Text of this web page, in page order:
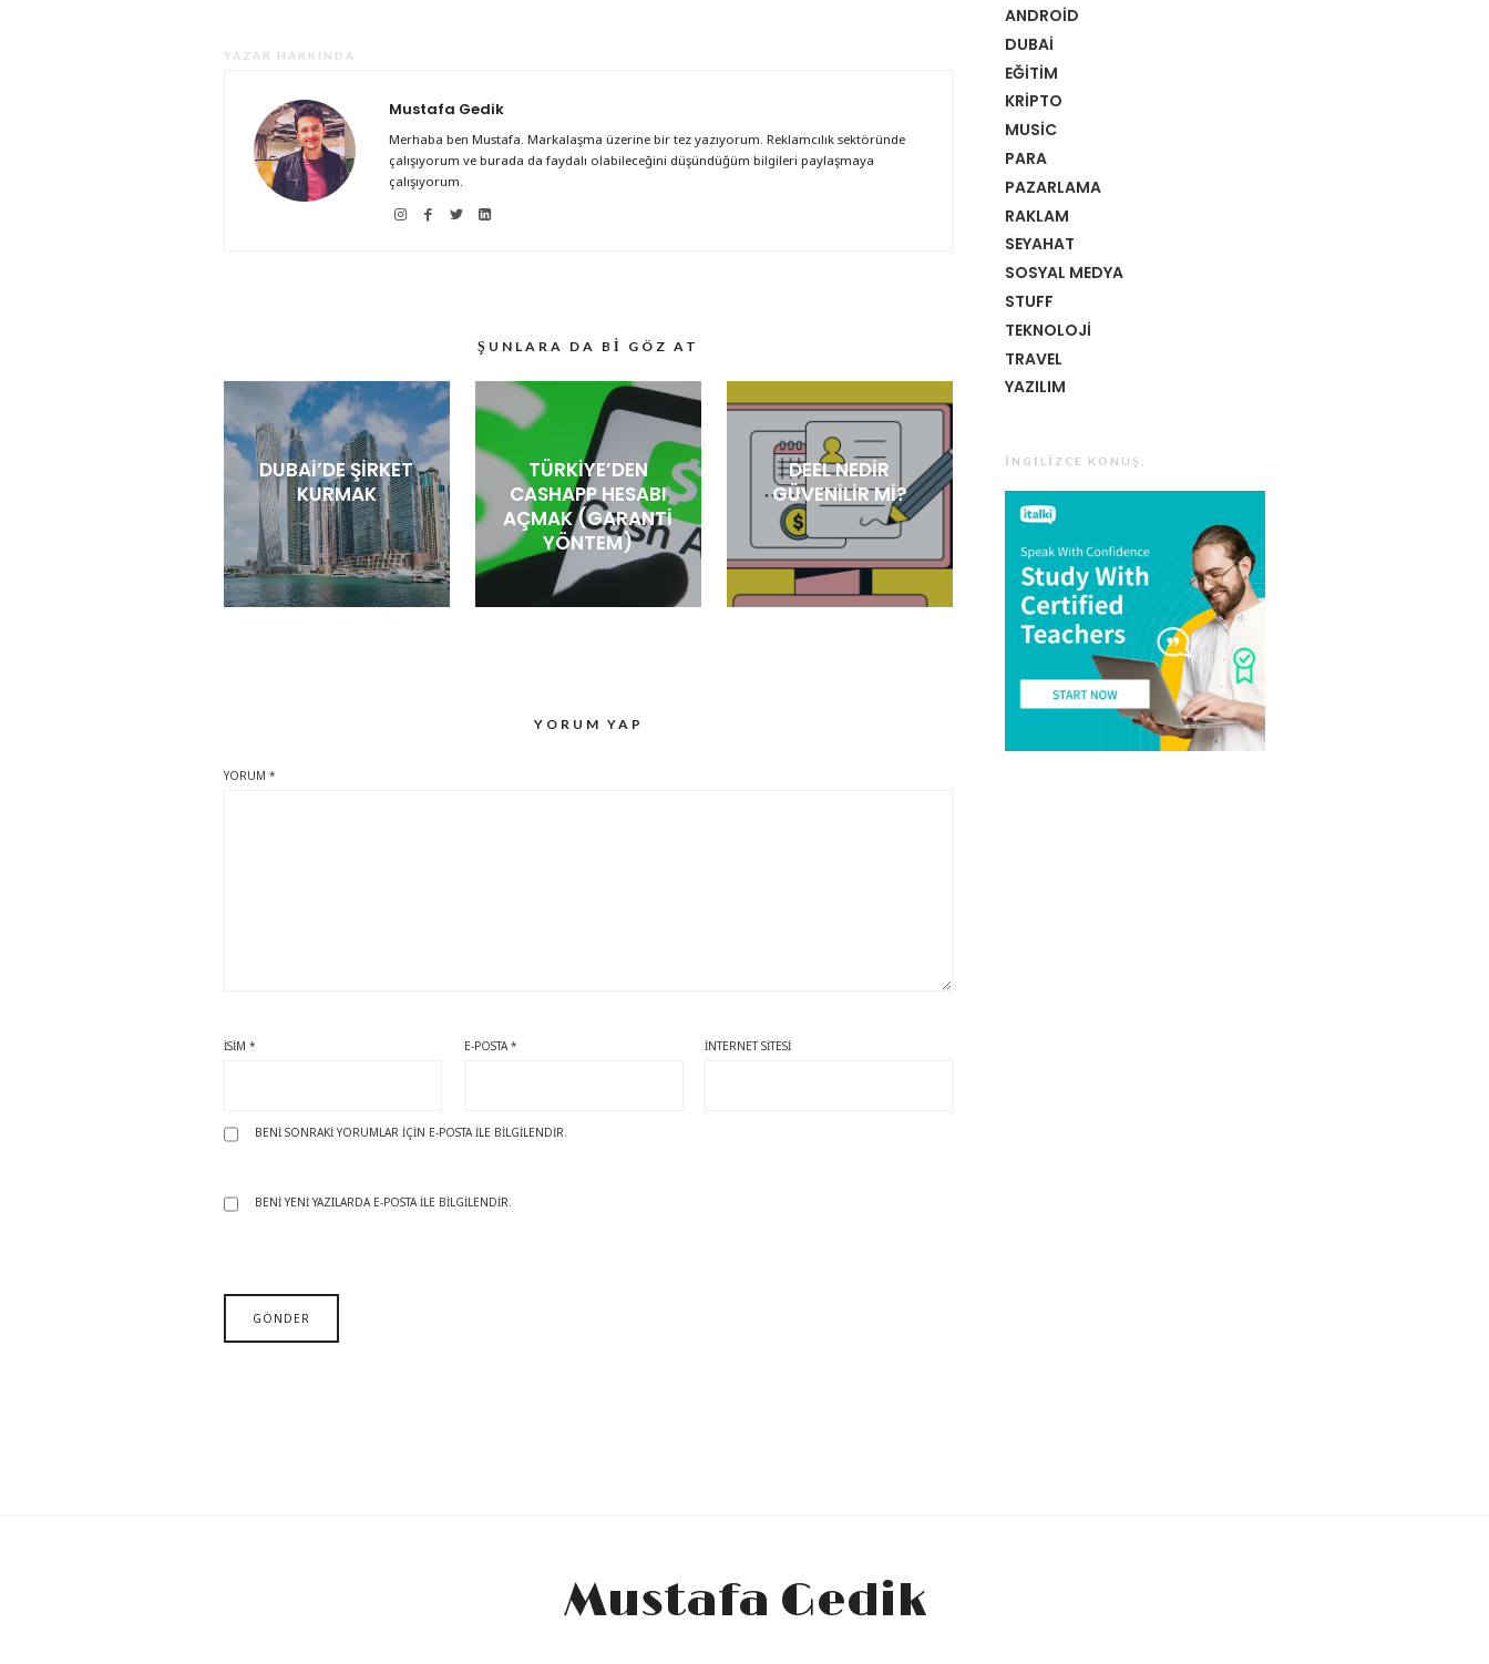
YAZAR HAKKINDA
Mustafa Gedik
Merhaba ben Mustafa. Markalaşma üzerine bir tez yazıyorum. Reklamcılık sektöründe
çalışıyorum ve burada da faydalı olabileceğini düşündüğüm bilgileri paylaşmaya
çalışıyorum.
ŞUNLARA DA BI GÖZ AT
DUBAI’DE ŞIRKET
KURMAK
TÜRKIYE’DEN
CASHAPP HESABI
AÇMAK (GARANTI
YÖNTEM)
DEEL NEDIR
GÜVENILIR MI?
YORUM YAP
YORUM *
İSIM * E-POSTA* İNTERNET SITESI
BENI SONRAKI YORUMLAR IÇIN E-POSTA ILE BILGILENDIR.
BENI YENI YAZILARDA E-POSTA ILE BILGILENDIR.
ANDROID
DUBAI
EĞITIM
KRIPTO
MUSIC
PARA
PAZARLAMA
RAKLAM
SEYAHAT
SOSYAL MEDYA
STUFF
TEKNOLOJI
TRAVEL
YAZILIM
İNGILIZCE KONUŞ:
Mustafa Gedik